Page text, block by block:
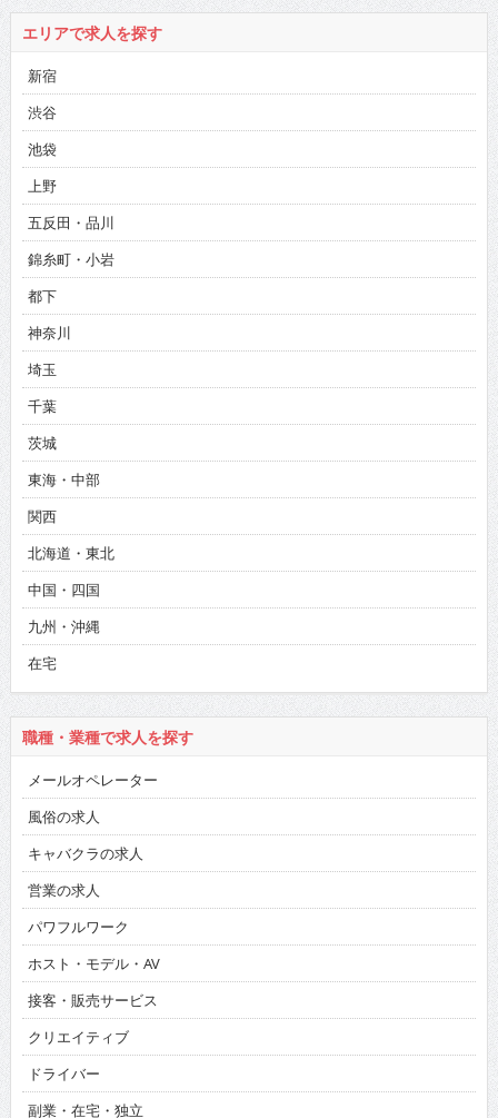
エリアで求人を探す
新宿
渋谷
池袋
上野
五反田・品川
錦糸町・小岩
都下
神奈川
埼玉
千葉
茨城
東海・中部
関西
北海道・東北
中国・四国
九州・沖縄
在宅
職種・業種で求人を探す
メールオペレーター
風俗の求人
キャバクラの求人
営業の求人
パワフルワーク
ホスト・モデル・AV
接客・販売サービス
クリエイティブ
ドライバー
副業・在宅・独立